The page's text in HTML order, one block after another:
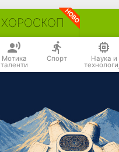
ХОРОСКОП
Мотика
таленти
Спорт Наука и